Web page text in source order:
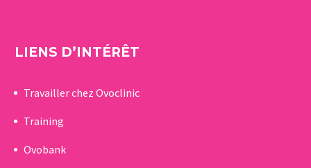
LIENS D’INTÉRÊT
Travailler chez Ovoclinic
Training
Ovobank